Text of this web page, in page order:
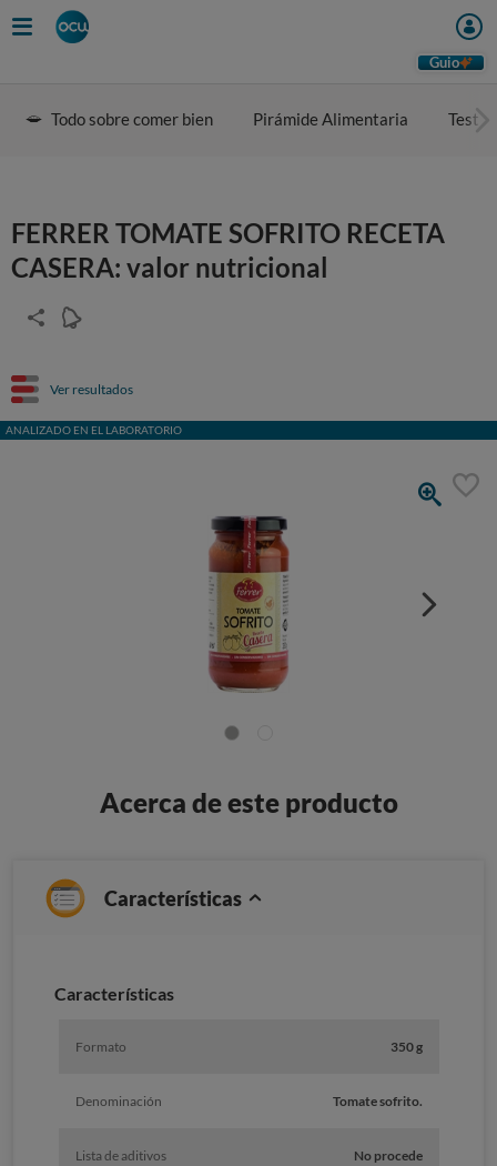
Guio
Todo sobre comer bien Pirámide Alimentaria Test
FERRER TOMATE SOFRITO RECETA
CASERA: valor nutricional
Ver resultados
ANALIZADO EN EL LABORATORIO
Acerca de este producto
Características
Características
Formato 350 g
Denominación Tomate sofrito.
Lista de aditivos No procede